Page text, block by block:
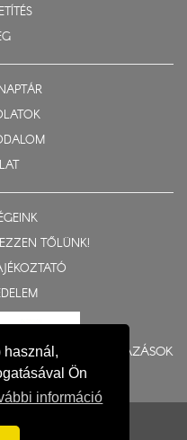
használ,
Ön
információ
TŐLÜNK!
BERUHÁZÁSOK